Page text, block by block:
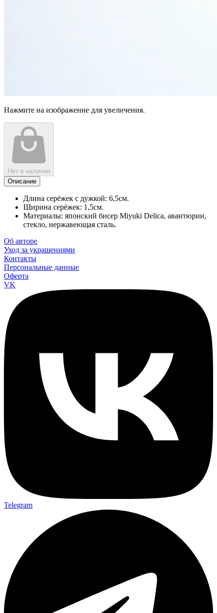
Нажмите на изображение для увеличения.
Нет в наличии
Описание
Длина серёжек с дужкой: 6,5см.
Ширина серёжек: 1,5см.
Материалы: японский бисер Miyuki Delica, авантюрин,
стекло, нержавеющая сталь.
Об авторе
Уход за украшениями
Контакты
Персональные данные
Оферта
VK
Telegram